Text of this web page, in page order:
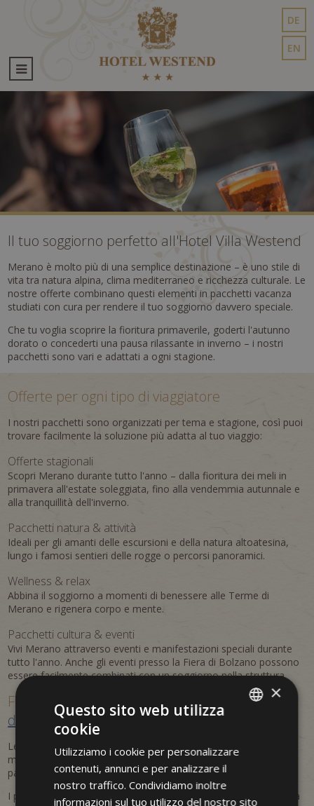
DE
EN
Il tuo soggiorno perfetto all'Hotel Villa Westend
Merano è molto più di una semplice destinazione – è uno stile di
vita tra natura alpina, clima mediterraneo e ricchezza culturale. Le
nostre offerte combinano questi elementi in pacchetti vacanza
studiati con cura per rendere il tuo soggiorno davvero speciale.
Che tu voglia scoprire la fioritura primaverile, goderti l'autunno
dorato o concederti una pausa rilassante in inverno – i nostri
pacchetti sono vari e adattati a ogni stagione.
Offerte per ogni tipo di viaggiatore
I nostri pacchetti sono organizzati per tema e stagione, così puoi
trovare facilmente la soluzione più adatta al tuo viaggio:
Offerte stagionali
Scopri Merano durante tutto l'anno – dalla fioritura dei meli in
primavera all'estate soleggiata, fino alla vendemmia autunnale e
alla tranquillità dell'inverno.
Pacchetti natura & attività
Ideali per gli amanti delle escursioni e della natura altoatesina,
lungo i famosi sentieri delle rogge o percorsi panoramici.
Wellness & relax
Abbina il soggiorno a momenti di benessere alle Terme di
Merano e rigenera corpo e mente.
Pacchetti cultura & eventi
Vivi Merano attraverso eventi e manifestazioni speciali durante
tutto l'anno. Anche gli eventi presso la Fiera di Bolzano possono
essere facilmente combinati con un soggiorno nella struttura.
Flessibili, personalizzati e
prenotabili
direttamente
Le offerte sono flessibili e aggiornate regolarmente. In questo
modo puoi approfittare di vantaggi stagionali, servizi inclusi e
pacchetti su misura per la tua vacanza a Merano.
I prezzi sono dinamici e possono variare in base alla disponibilità
GERMAN
×
Questo sito web utilizza
cookie
Utilizziamo i cookie per personalizzare
contenuti, annunci e per analizzare il
nostro traffico. Condividiamo inoltre
informazioni sul tuo utilizzo del nostro sito